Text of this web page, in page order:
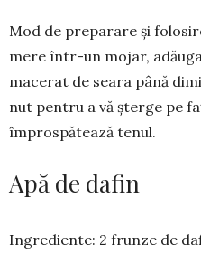
Mod de preparare și
me­re într-un mo­jar,
macerat de sea­ra până
nut pentru a vă șter­ge pe
îm­pros­­pătează te­nul.
Apă de dafin
Ingrediente: 2 frunze de